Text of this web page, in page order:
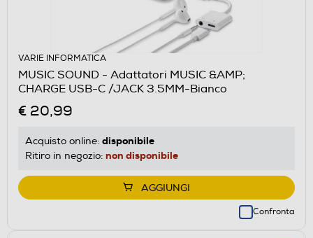
VARIE INFORMATICA
MUSIC SOUND - Adattatori MUSIC &AMP;
CHARGE USB-C /JACK 3.5MM-Bianco
€ 20,99
Acquisto online: disponibile
Ritiro in negozio: non disponibile
AGGIUNGI
Confronta